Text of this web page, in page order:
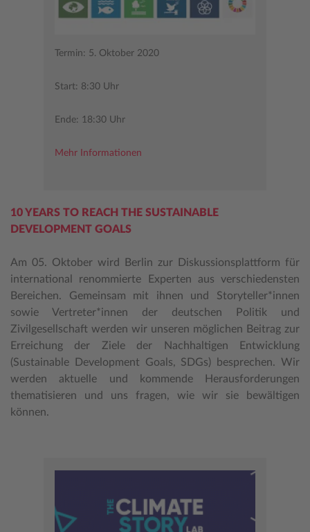
Termin: 5. Oktober 2020
Start: 8:30 Uhr
Ende: 18:30 Uhr
Mehr Informationen
10 YEARS TO REACH THE SUSTAINABLE
DEVELOPMENT GOALS
Am 05. Oktober wird Berlin zur Diskussionsplattform für
international renommierte Experten aus verschiedensten
Bereichen. Gemeinsam mit ihnen und Storyteller*innen
sowie Vertreter*innen der deutschen Politik und
Zivilgesellschaft werden wir unseren möglichen Beitrag zur
Erreichung der Ziele der Nachhaltigen Entwicklung
(Sustainable Development Goals, SDGs) besprechen. Wir
werden aktuelle und kommende Herausforderungen
thematisieren und uns fragen, wie wir sie bewältigen
können.